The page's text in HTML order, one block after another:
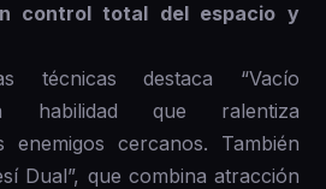
control total del espacio y
técnicas destaca “Vacío
habilidad que ralentiza
enemigos cercanos. También
Dual”, que combina atracción